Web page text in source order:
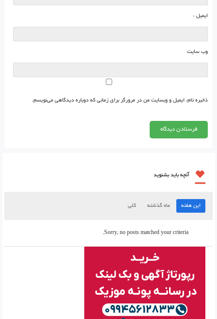
ایمیل *
وب‌ سایت
ذخیره نام، ایمیل و وبسایت من در مرورگر برای زمانی که دوباره دیدگاهی می‌نویسم.
آنچه باید بشنوید
این هفته ماه گذشته کلی
Sorry, no posts matched your criteria.